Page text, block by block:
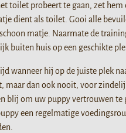
toilet probeert te gaan, zet
dient als toilet. Gooi alle
matje. Naarmate de
buiten huis op een geschikte
wanneer hij op de juiste plek
maar dan ook nooit, voor
blij om uw puppy vertrouwen te
een regelmatige